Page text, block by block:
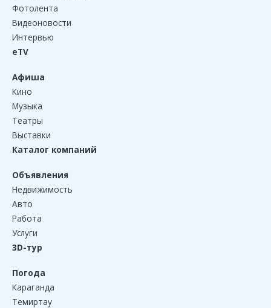
Фотолента
Видеоновости
Интервью
eTV
Афиша
Кино
Музыка
Театры
Выставки
Каталог компаний
Объявления
Недвижимость
Авто
Работа
Услуги
3D-тур
Погода
Караганда
Темиртау